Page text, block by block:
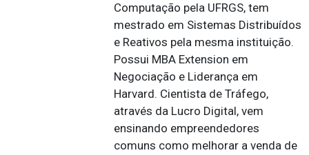
Computação pela UFRGS, tem
mestrado em Sistemas Distribuídos
e Reativos pela mesma instituição.
Possui MBA Extension em
Negociação e Liderança em
Harvard. Cientista de Tráfego,
através da Lucro Digital, vem
ensinando empreendedores
comuns como melhorar a venda de